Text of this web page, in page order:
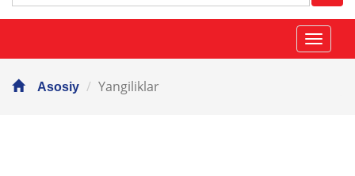
Asosiy Yangiliklar